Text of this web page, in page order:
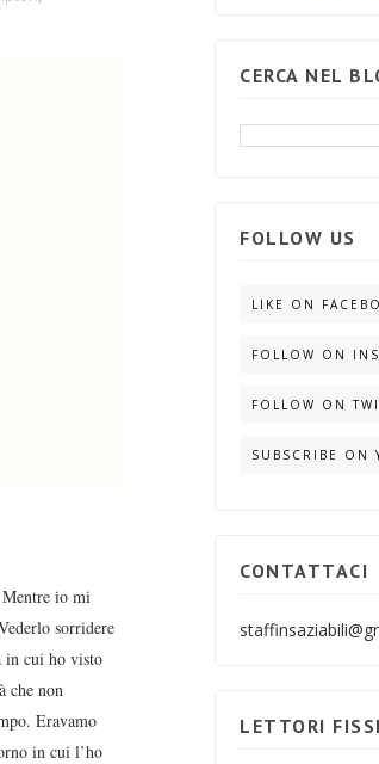
io mi
sorridere
in cui ho visto
che non
Eravamo
in cui l’ho
CERCA NEL
FOLLOW US
LIKE ON
FOLLOW ON
FOLLOW ON
SUBSCRIBE ON
CONTATTACI
LETTORI FISSI